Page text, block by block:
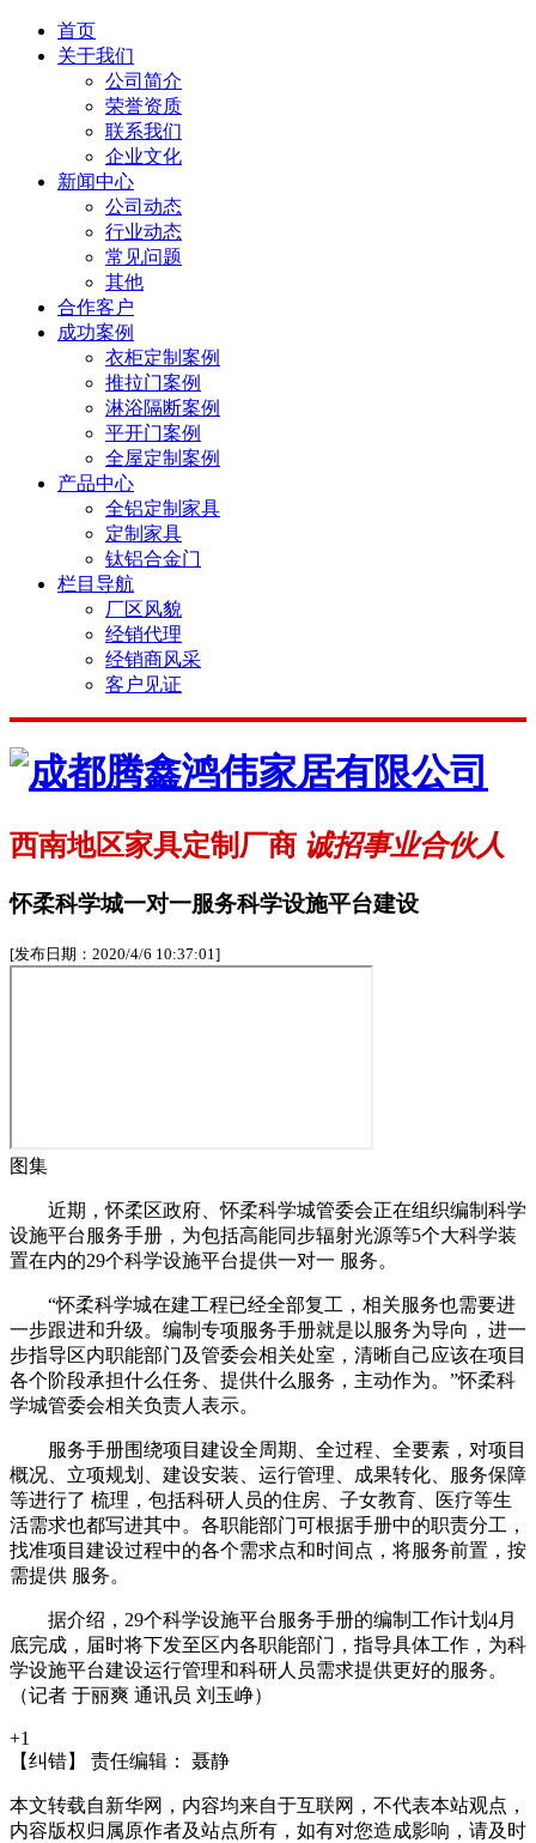
首页
关于我们
公司简介
荣誉资质
联系我们
企业文化
新闻中心
公司动态
行业动态
常见问题
其他
合作客户
成功案例
衣柜定制案例
推拉门案例
淋浴隔断案例
平开门案例
全屋定制案例
产品中心
全铝定制家具
定制家具
钛铝合金门
栏目导航
厂区风貌
经销代理
经销商风采
客户见证
西南地区家具定制厂商 诚招事业合伙人
怀柔科学城一对一服务科学设施平台建设
[发布日期：2020/4/6 10:37:01]
图集
近期，怀柔区政府、怀柔科学城管委会正在组织编制科学
设施平台服务手册，为包括高能同步辐射光源等5个大科学装
置在内的29个科学设施平台提供一对一 服务。
“怀柔科学城在建工程已经全部复工，相关服务也需要进
一步跟进和升级。编制专项服务手册就是以服务为导向，进一
步指导区内职能部门及管委会相关处室，清晰自己应该在项目
各个阶段承担什么任务、提供什么服务，主动作为。”怀柔科
学城管委会相关负责人表示。
服务手册围绕项目建设全周期、全过程、全要素，对项目
概况、立项规划、建设安装、运行管理、成果转化、服务保障
等进行了 梳理，包括科研人员的住房、子女教育、医疗等生
活需求也都写进其中。各职能部门可根据手册中的职责分工，
找准项目建设过程中的各个需求点和时间点，将服务前置，按
需提供 服务。
据介绍，29个科学设施平台服务手册的编制工作计划4月
底完成，届时将下发至区内各职能部门，指导具体工作，为科
学设施平台建设运行管理和科研人员需求提供更好的服务。
（记者 于丽爽 通讯员 刘玉峥）
+1
【纠错】 责任编辑： 聂静
本文转载自新华网，内容均来自于互联网，不代表本站观点，
内容版权归属原作者及站点所有，如有对您造成影响，请及时